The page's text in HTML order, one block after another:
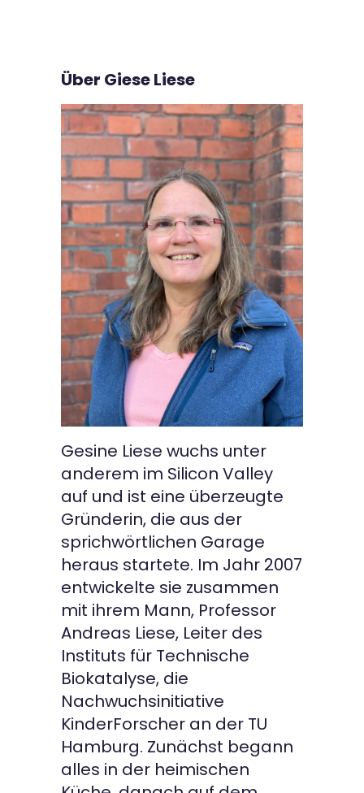
Über Giese Liese
Gesine Liese wuchs unter
anderem im Silicon Valley
auf und ist eine überzeugte
Gründerin, die aus der
sprichwörtlichen Garage
heraus startete. Im Jahr 2007
entwickelte sie zusammen
mit ihrem Mann, Professor
Andreas Liese, Leiter des
Instituts für Technische
Biokatalyse, die
Nachwuchsinitiative
KinderForscher an der TU
Hamburg. Zunächst begann
alles in der heimischen